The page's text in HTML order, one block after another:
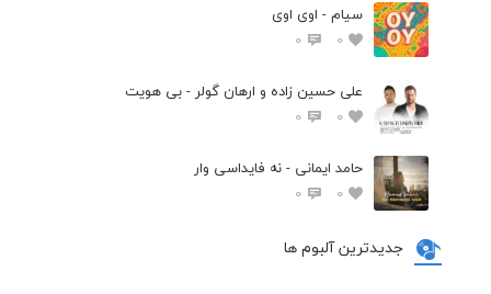
سیام - اوی اوی
0
0
علی حسین زاده و ارهان گولر - بی هویت
0
0
حامد ایمانی - نه فایداسی وار
0
0
جدیدترین آلبوم ها